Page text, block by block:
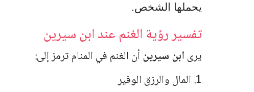
يحملها الشخص.
تفسير رؤية الغنم عند ابن سيرين
يرىابن سيرينأن الغنم في المنام ترمز إلى:
1. المال والرزق الوفير